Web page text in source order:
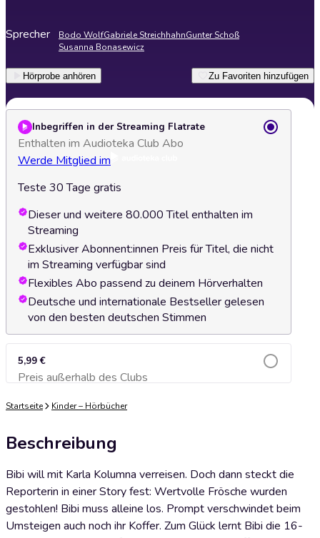
Sprecher Bodo WolfGabriele StreichhahnGunter Schoß
Susanna Bonasewicz
Hörprobe anhören Zu Favoriten hinzufügen
Inbegriffen in der Streaming Flatrate
Enthalten im Audioteka Club Abo
Werde Mitglied im
Teste 30 Tage gratis
Dieser und weitere 80.000 Titel enthalten im
Streaming
Exklusiver Abonnent:innen Preis für Titel, die nicht
im Streaming verfügbar sind
Flexibles Abo passend zu deinem Hörverhalten
Deutsche und internationale Bestseller gelesen
von den besten deutschen Stimmen
5,99 €
Preis außerhalb des ClubsZum Warenkorb hinzufügen
Startseite Kinder – Hörbücher
Beschreibung
Bibi will mit Karla Kolumna verreisen. Doch dann steckt die
Reporterin in einer Story fest: Wertvolle Frösche wurden
gestohlen! Bibi muss alleine los. Prompt verschwindet beim
Umsteigen auch noch ihr Koffer. Zum Glück lernt Bibi die 16-